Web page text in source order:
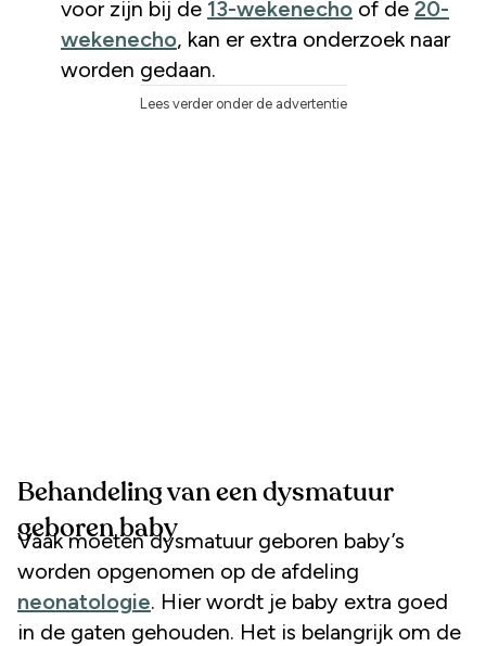
voor zijn bij de 13-wekenecho of de 20-
wekenecho, kan er extra onderzoek naar
worden gedaan.
Lees verder onder de advertentie
Behandeling van een dysmatuur
geboren baby
Vaak moeten dysmatuur geboren baby’s
worden opgenomen op de afdeling
neonatologie. Hier wordt je baby extra goed
in de gaten gehouden. Het is belangrijk om de